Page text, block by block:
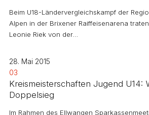
Beim U18-Ländervergleichskampf der
Alpen in der Brixener Raiffeisenarena
Leonie Riek von der…
28. Mai 2015
03
Kreismeisterschaften Jugend U14:
Doppelsieg
Im Rahmen des Ellwangen